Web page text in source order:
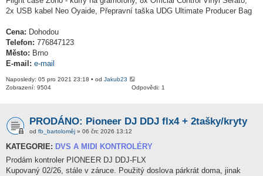
2x USB kabel Neo Oyaide, Přepravní taška UDG Ultimate Producer Bag
Cena: Dohodou
Telefon: 776847123
Město: Brno
E-mail: e-mail
Naposledy: 05 pro 2021 23:18 • od Jakub23
Odpovědi: 1
Zobrazení: 9504
PRODÁNO: Pioneer DJ DDJ flx4 + 2tašky/kryty
od fb_bartoloměj » 06 črc 2026 13:12
KATEGORIE: DVS A MIDI KONTROLÉRY
Prodám kontroler PIONEER DJ DDJ-FLX
Kupovaný 02/26, stále v záruce. Použitý doslova párkrát doma, jinak